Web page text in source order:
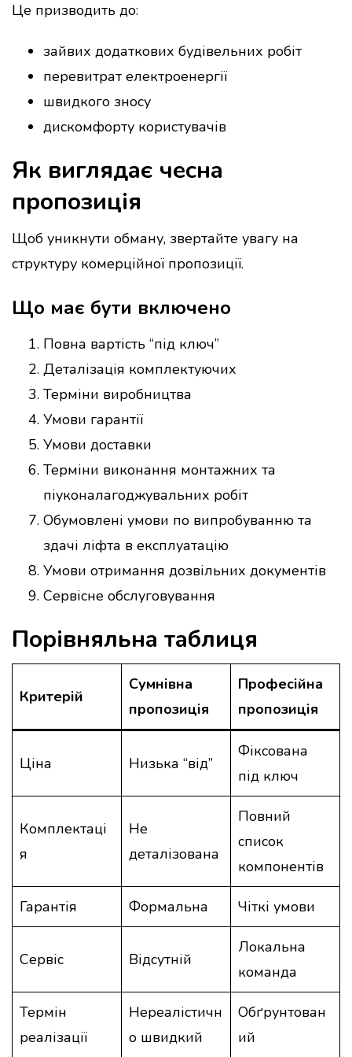
Це призводить до:
зайвих додаткових будівельних робіт
перевитрат електроенергії
швидкого зносу
дискомфорту користувачів
Як виглядає чесна
пропозиція
Щоб уникнути обману, звертайте увагу на
структуру комерційної пропозиції.
Що має бути включено
Повна вартість “під ключ”
Деталізація комплектуючих
Терміни виробництва
Умови гарантії
Умови доставки
Терміни виконання монтажних та
піуконалагоджувальних робіт
Обумовлені умови по випробуванню та
здачі ліфта в експлуатацію
Умови отримання дозвільних документів
Сервісне обслуговування
Порівняльна таблиця
Критерій
Сумнівна
пропозиція
Професійна
пропозиція
Ціна Низька “від”
Фіксована
під ключ
Комплектаці
я
Не
деталізована
Повний
список
компонентів
Гарантія Формальна Чіткі умови
Сервіс Відсутній
Локальна
команда
Термін
реалізації
Нереалістичн
о швидкий
Обґрунтован
ий